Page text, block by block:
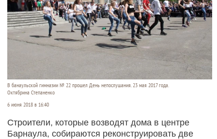
В банаульской гимназии № 22 прошел День непослушания. 23 мая 2017 года.
Октябрина Степаненко
6 июня 2018 в 16:40
Строители, которые возводят дома в центре
Барнаула, собираются реконструировать две